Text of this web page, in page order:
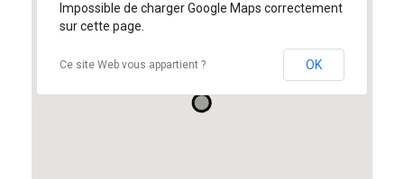
Impossible de charger Google Maps correctement
sur cette page.
Ce site Web vous appartient ? OK